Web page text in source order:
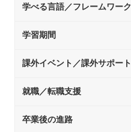
学べる言語／フレームワーク
学習期間
課外イベント／課外サポート
就職／転職支援
卒業後の進路